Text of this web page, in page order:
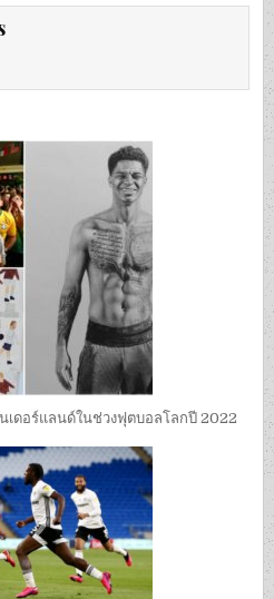
ดอร์แลนด์ในช่วงฟุตบอลโลกปี 2022